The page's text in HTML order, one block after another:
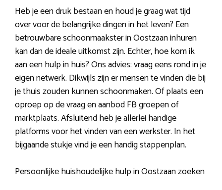
Heb je een druk bestaan en houd je graag wat tijd
over voor de belangrijke dingen in het leven? Een
betrouwbare schoonmaakster in Oostzaan inhuren
kan dan de ideale uitkomst zijn. Echter, hoe kom ik
aan een hulp in huis? Ons advies: vraag eens rond in je
eigen netwerk. Dikwijls zijn er mensen te vinden die bij
je thuis zouden kunnen schoonmaken. Of plaats een
oproep op de vraag en aanbod FB groepen of
marktplaats. Afsluitend heb je allerlei handige
platforms voor het vinden van een werkster. In het
bijgaande stukje vind je een handig stappenplan.
Persoonlijke huishoudelijke hulp in Oostzaan zoeken